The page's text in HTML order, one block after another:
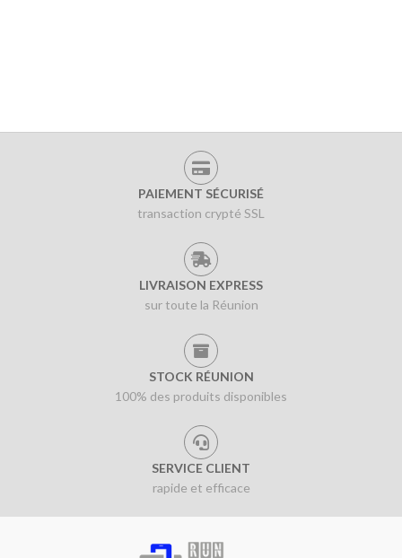
PAIEMENT SÉCURISÉ
transaction crypté SSL
LIVRAISON EXPRESS
sur toute la Réunion
STOCK RÉUNION
100% des produits disponibles
SERVICE CLIENT
rapide et efficace